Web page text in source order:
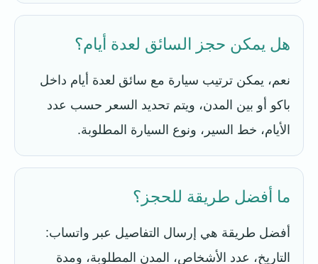
هل يمكن حجز السائق لعدة أيام؟
نعم، يمكن ترتيب سيارة مع سائق لعدة أيام داخل
باكو أو بين المدن، ويتم تحديد السعر حسب عدد
الأيام، خط السير، ونوع السيارة المطلوبة.
ما أفضل طريقة للحجز؟
أفضل طريقة هي إرسال التفاصيل عبر واتساب:
التاريخ، عدد الأشخاص، المدن المطلوبة، ومدة